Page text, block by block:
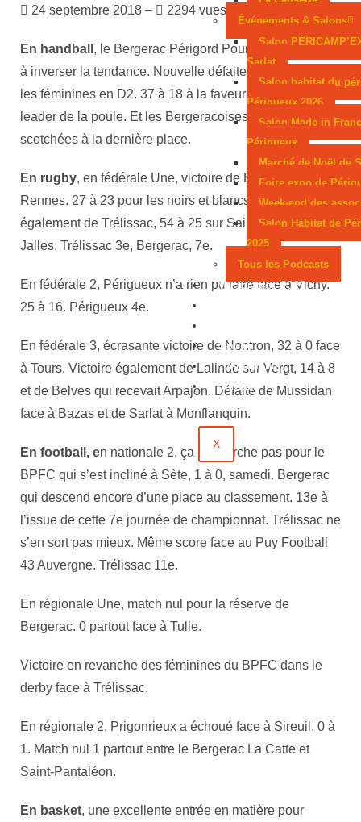
Événements & Salons
Salon
Sarlat
Salon habitat du
Périgueux 2026
Salon Made in
Périgueux
Marché de Noël de
Foire expo de
Week-end des
Salon Habitat de
2025
Tous les Podcasts
Municipales 2026
Emploi
Évènements
Contact
X
24 septembre 2018 – 2294 vues
En handball , le Bergerac Périgord Pourpre n’arrive pas
à inverser la tendance. Nouvelle défaite, logique, pour
les féminines en D2. 37 à 18 à la faveur de Mérignac,
leader de la poule. Et les Bergeracoises qui restent
scotchées à la dernière place.
En rugby, en fédérale Une, victoire de Bergerac face à
Rennes. 27 à 23 pour les noirs et blancs. Victoire
également de Trélissac, 54 à 25 sur Saint-Médard en
Jalles. Trélissac 3e, Bergerac, 7e.
En fédérale 2, Périgueux n’a rien pu faire face à Vichy.
25 à 16. Périgueux 4e.
En fédérale 3, écrasante victoire de Nontron, 32 à 0 face
à Tours. Victoire également de Lalinde sur Vergt, 14 à 8
et de Belves qui recevait Arpajon. Défaite de Mussidan
face à Bazas et de Sarlat à Monflanquin.
En football, en nationale 2, ça ne marche pas pour le
BPFC qui s’est incliné à Sète, 1 à 0, samedi. Bergerac
qui descend encore d’une place au classement. 13e à
l’issue de cette 7e journée de championnat. Trélissac ne
s’en sort pas mieux. Même score face au Puy Football
43 Auvergne. Trélissac 11e.
En régionale Une, match nul pour la réserve de
Bergerac. 0 partout face à Tulle.
Victoire en revanche des féminines du BPFC dans le
derby face à Trélissac.
En régionale 2, Prigonrieux a échoué face à Sireuil. 0 à
1. Match nul 1 partout entre le Bergerac La Catte et
Saint-Pantaléon.
En basket, une excellente entrée en matière pour